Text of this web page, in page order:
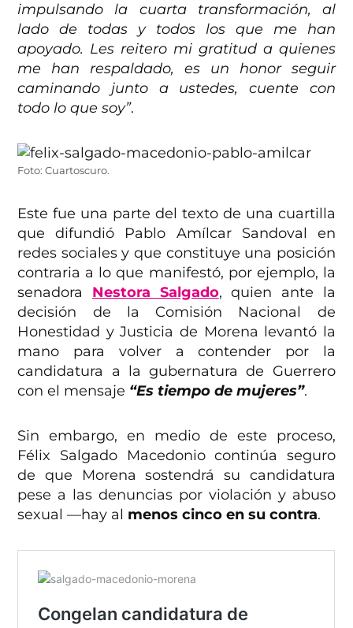
impulsando la cuarta transformación, al
lado de todas y todos los que me han
apoyado. Les reitero mi gratitud a quienes
me han respaldado, es un honor seguir
caminando junto a ustedes, cuente con
todo lo que soy”.
Foto: Cuartoscuro.
Este fue una parte del texto de una cuartilla
que difundió Pablo Amílcar Sandoval en
redes sociales y que constituye una posición
contraria a lo que manifestó, por ejemplo, la
senadora Nestora Salgado, quien ante la
decisión de la Comisión Nacional de
Honestidad y Justicia de Morena levantó la
mano para volver a contender por la
candidatura a la gubernatura de Guerrero
con el mensaje “Es tiempo de mujeres”.
Sin embargo, en medio de este proceso,
Félix Salgado Macedonio continúa seguro
de que Morena sostendrá su candidatura
pese a las denuncias por violación y abuso
sexual —hay al menos cinco en su contra.